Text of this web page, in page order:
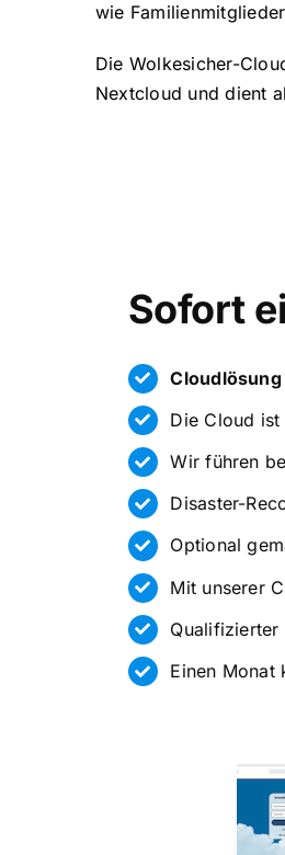
wie
Die Wolkesicher-
Nextcloud und dient
Sofort
Die Cloud
Wir führen
Disaster-
Optional
Mit unserer
Einen Monat